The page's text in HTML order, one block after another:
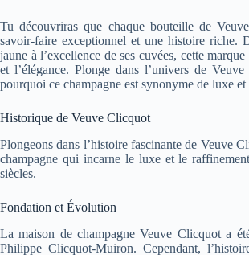
Tu découvriras que chaque bouteille de
savoir-faire exceptionnel et une histoire riche.
jaune à l’excellence de ses cuvées, cette
et l’élégance. Plonge dans l’univers de
pourquoi ce champagne est synonyme de luxe et
Historique de Veuve Clicquot
Plongeons dans l’histoire fascinante de Veuve
champagne qui incarne le luxe et le
siècles.
Fondation et Évolution
La maison de champagne Veuve Clicquot a
Philippe Clicquot-Muiron. Cependant,